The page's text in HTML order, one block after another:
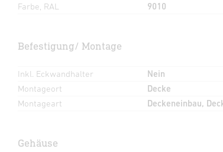
Farbe, RAL
9010
Befestigung/ Montage
Inkl. Eckwandhalter
Nein
Montageort
Decke
Montageart
Deckeneinbau,
Gehäuse